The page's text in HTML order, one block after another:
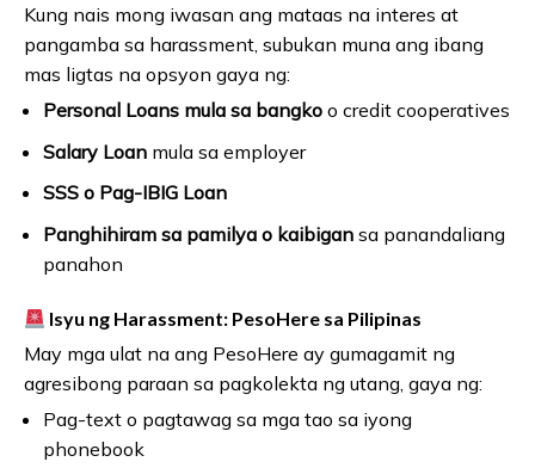
Kung nais mong iwasan ang mataas na interes at
pangamba sa harassment, subukan muna ang ibang
mas ligtas na opsyon gaya ng:
Personal Loans mula sa bangkoo credit cooperatives
Salary Loanmula sa employer
SSS o Pag-IBIG Loan
Panghihiram sa pamilya o kaibigansa panandaliang
panahon
Isyu ng Harassment: PesoHere sa Pilipinas
May mga ulat na ang PesoHere ay gumagamit ng
agresibong paraan sa pagkolekta ng utang, gaya ng:
Pag-text o pagtawag sa mga tao sa iyong
phonebook